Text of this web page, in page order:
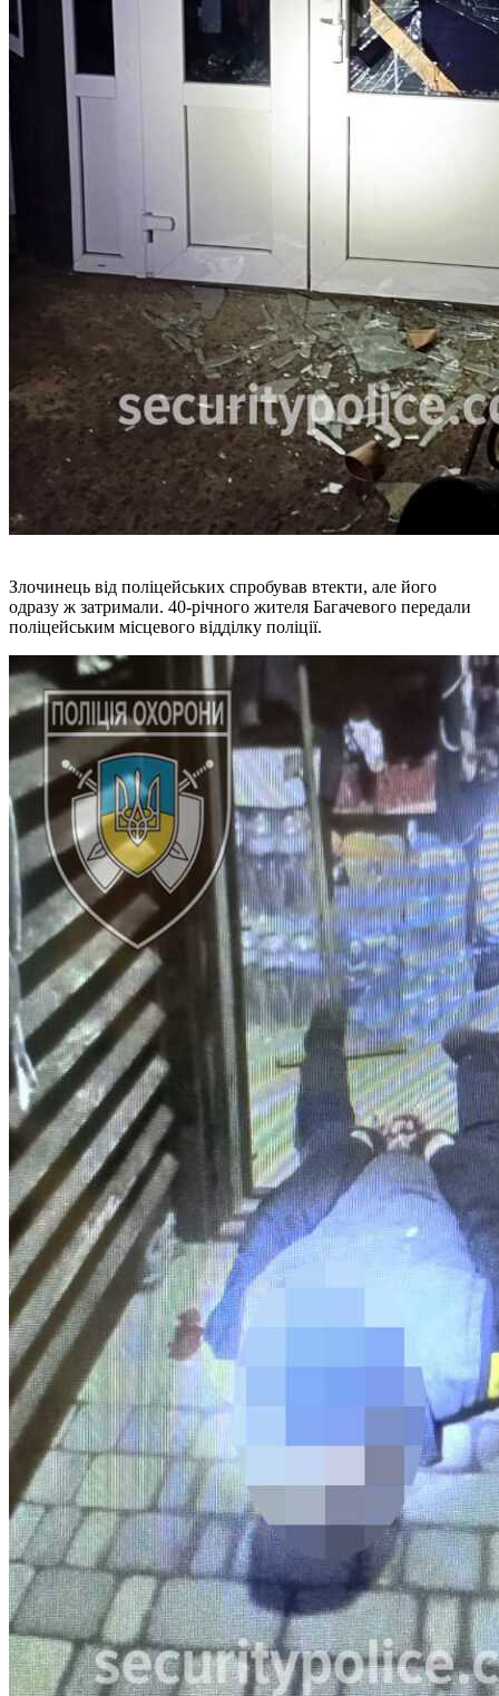
Злочинець від поліцейських спробував втекти, але його
одразу ж затримали. 40-річного жителя Багачевого передали
поліцейським місцевого відділку поліції.